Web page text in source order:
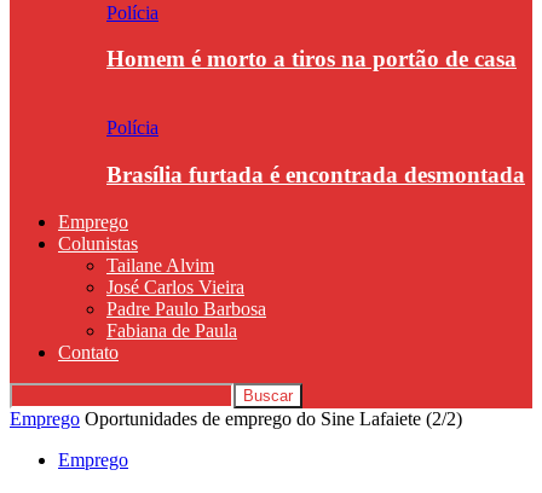
Polícia
Homem é morto a tiros na portão de casa
Polícia
Brasília furtada é encontrada desmontada
Emprego
Colunistas
Tailane Alvim
José Carlos Vieira
Padre Paulo Barbosa
Fabiana de Paula
Contato
Emprego Oportunidades de emprego do Sine Lafaiete (2/2)
Emprego